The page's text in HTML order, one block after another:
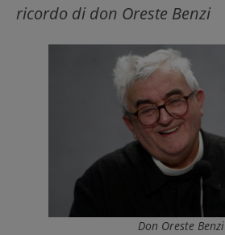
ricordo di don Oreste Benzi
Don Oreste Benzi